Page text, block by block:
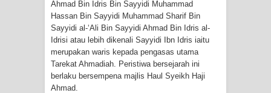
Ahmad Bin Idris Bin Sayyidi Muhammad
Hassan Bin Sayyidi Muhammad Sharif Bin
Sayyidi al-‘Ali Bin Sayyidi Ahmad Bin Idris al-
Idrisi atau lebih dikenali Sayyidi Ibn Idris iaitu
merupakan waris kepada pengasas utama
Tarekat Ahmadiah. Peristiwa bersejarah ini
berlaku bersempena majlis Haul Syeikh Haji
Ahmad.